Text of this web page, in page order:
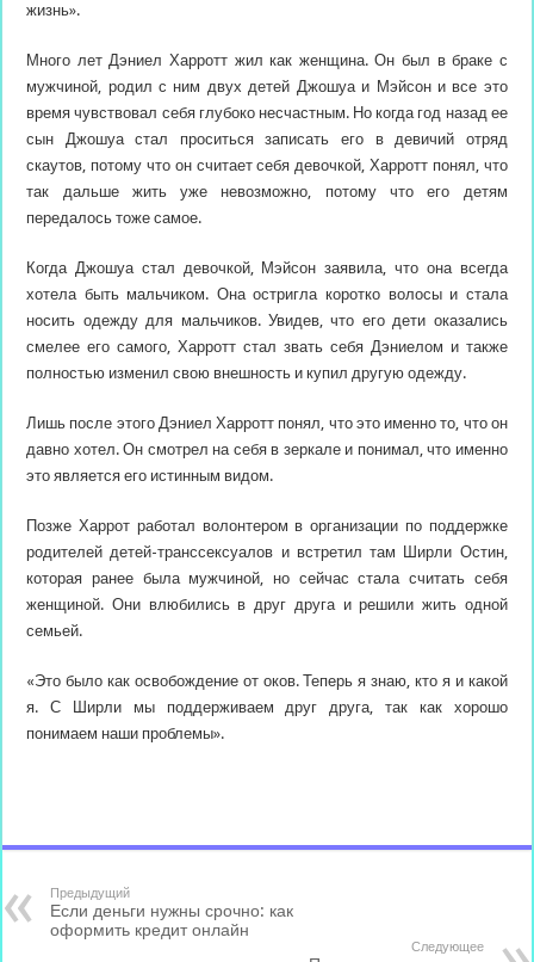
жизнь».
Много лет Дэниел Харротт жил как женщина. Он был в браке с
мужчиной, родил с ним двух детей Джошуа и Мэйсон и все это
время чувствовал себя глубоко несчастным. Но когда год назад ее
сын Джошуа стал проситься записать его в девичий отряд
скаутов, потому что он считает себя девочкой, Харротт понял, что
так дальше жить уже невозможно, потому что его детям
передалось тоже самое.
Когда Джошуа стал девочкой, Мэйсон заявила, что она всегда
хотела быть мальчиком. Она остригла коротко волосы и стала
носить одежду для мальчиков. Увидев, что его дети оказались
смелее его самого, Харротт стал звать себя Дэниелом и также
полностью изменил свою внешность и купил другую одежду.
Лишь после этого Дэниел Харротт понял, что это именно то, что он
давно хотел. Он смотрел на себя в зеркале и понимал, что именно
это является его истинным видом.
Позже Харрот работал волонтером в организации по поддержке
родителей детей-транссексуалов и встретил там Ширли Остин,
которая ранее была мужчиной, но сейчас стала считать себя
женщиной. Они влюбились в друг друга и решили жить одной
семьей.
«Это было как освобождение от оков. Теперь я знаю, кто я и какой
я. С Ширли мы поддерживаем друг друга, так как хорошо
понимаем наши проблемы».
Предыдущий
Если деньги нужны срочно: как
оформить кредит онлайн
Следующее